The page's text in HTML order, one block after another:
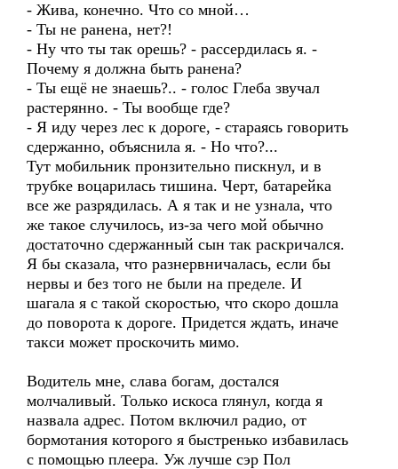
- Жива, конечно. Что со мной…
- Ты не ранена, нет?!
- Ну что ты так орешь? - рассердилась я. -
Почему я должна быть ранена?
- Ты ещё не знаешь?.. - голос Глеба звучал
растерянно. - Ты вообще где?
- Я иду через лес к дороге, - стараясь говорить
сдержанно, объяснила я. - Но что?...
Тут мобильник пронзительно пискнул, и в
трубке воцарилась тишина. Черт, батарейка
все же разрядилась. А я так и не узнала, что
же такое случилось, из-за чего мой обычно
достаточно сдержанный сын так раскричался.
Я бы сказала, что разнервничалась, если бы
нервы и без того не были на пределе. И
шагала я с такой скоростью, что скоро дошла
до поворота к дороге. Придется ждать, иначе
такси может проскочить мимо.
Водитель мне, слава богам, достался
молчаливый. Только искоса глянул, когда я
назвала адрес. Потом включил радио, от
бормотания которого я быстренько избавилась
с помощью плеера. Уж лучше сэр Пол